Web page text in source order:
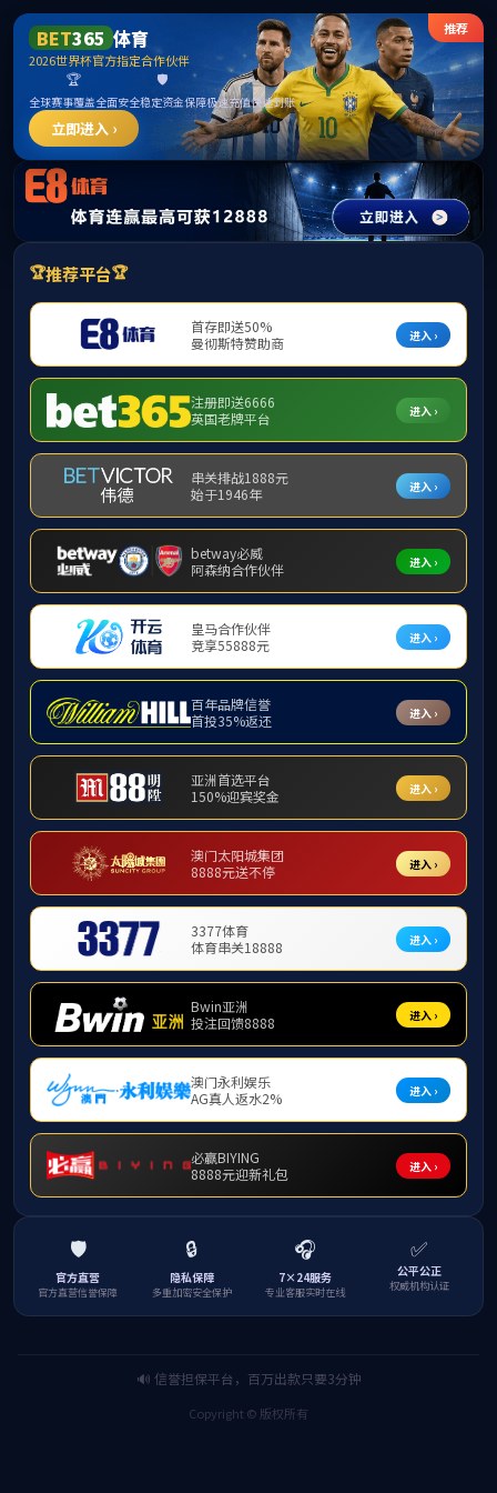
ylzz线路检测-首页
首页 学院概况 师资力量
师资力量
基础数学系
应用数学系
公共数学部
国际数学中心
荣休教师
副教